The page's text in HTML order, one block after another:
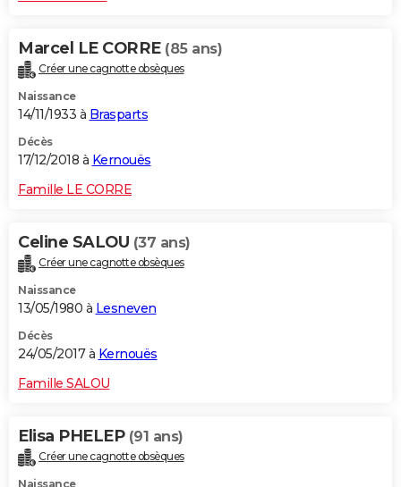
Marcel LE CORRE (85 ans)
Créer une cagnotte obsèques
Naissance
14/11/1933 à Brasparts
Décès
17/12/2018 à Kernouës
Famille LE CORRE
Celine SALOU (37 ans)
Créer une cagnotte obsèques
Naissance
13/05/1980 à Lesneven
Décès
24/05/2017 à Kernouës
Famille SALOU
Elisa PHELEP (91 ans)
Créer une cagnotte obsèques
Naissance